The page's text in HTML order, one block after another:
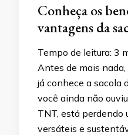
Conheça os
vantagens da
Tempo de leitura: 3
Antes de mais
já conhece a sacola
você ainda não
TNT, está perdendo
versáteis e